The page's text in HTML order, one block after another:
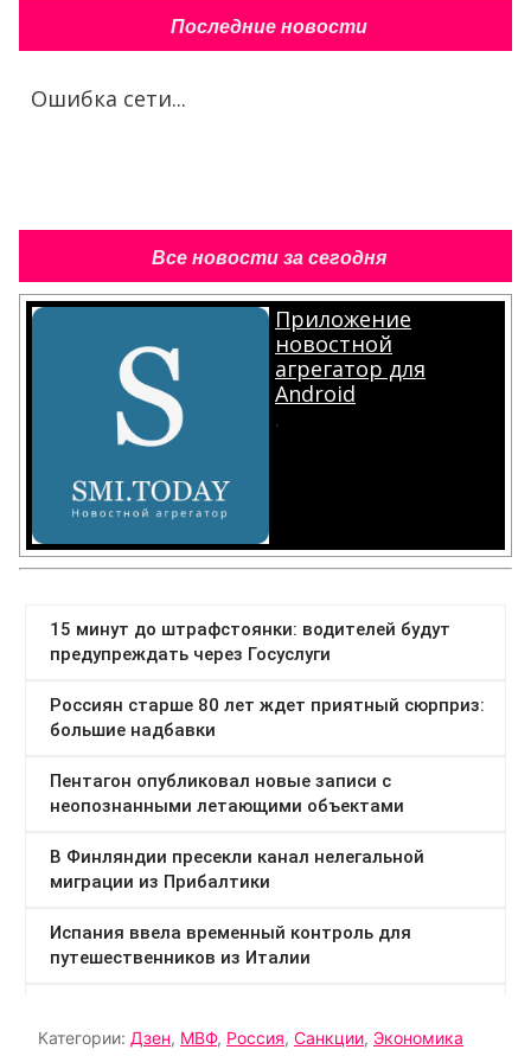
Последние новости
Ошибка сети...
Все новости за сегодня
Приложение
новостной
агрегатор для
Android
.
Категории: Дзен, МВФ, Россия, Санкции, Экономика